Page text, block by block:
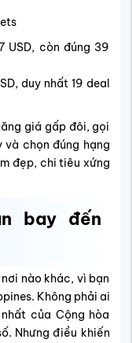
USD, còn đúng 39
duy nhất 19 deal
giá gấp đôi, gọi
và chọn đúng hạng
đẹp, chi tiêu xứng
bay đến
nào khác, vì bạn
Không phải ai
của Cộng hòa
Nhưng điều khiến